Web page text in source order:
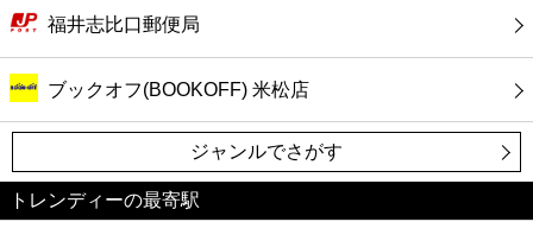
福井志比口郵便局
ブックオフ(BOOKOFF) 米松店
ジャンルでさがす
トレンディーの最寄駅